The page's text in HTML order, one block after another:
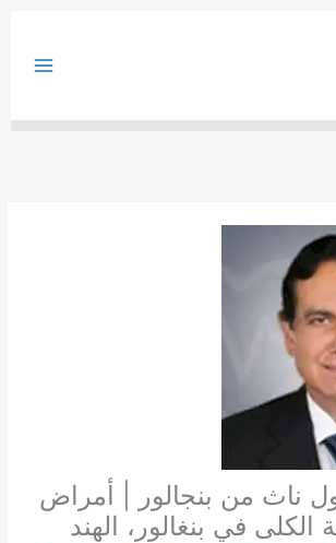
ناث من بنجالور | أمراض
الكلى في بنغالور، الهند